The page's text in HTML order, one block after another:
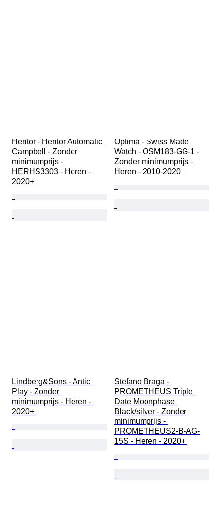
Heritor - Heritor Automatic
Campbell - Zonder
minimumprijs -
HERHS3303 - Heren -
2020+
Optima - Swiss Made
Watch - OSM183-GG-1 -
Zonder minimumprijs -
Heren - 2010-2020
Lindberg&Sons - Antic
Play - Zonder
minimumprijs - Heren -
2020+
Stefano Braga -
PROMETHEUS Triple
Date Moonphase
Black/silver - Zonder
minimumprijs -
PROMETHEUS2-B-AG-
15S - Heren - 2020+